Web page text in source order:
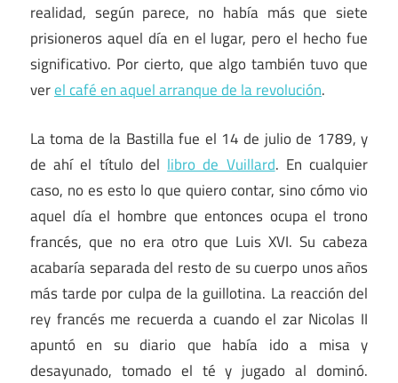
realidad, según parece, no había más que siete
prisioneros aquel día en el lugar, pero el hecho fue
significativo. Por cierto, que algo también tuvo que
verel café en aquel arranque de la revolución.
La toma de la Bastilla fue el 14 de julio de 1789, y
de ahí el título del libro de Vuillard. En cualquier
caso, no es esto lo que quiero contar, sino cómo vio
aquel día el hombre que entonces ocupa el trono
francés, que no era otro que Luis XVI. Su cabeza
acabaría separada del resto de su cuerpo unos años
más tarde por culpa de la guillotina. La reacción del
rey francés me recuerda a cuando el zar Nicolas II
apuntó en su diario que había ido a misa y
desayunado, tomado el té y jugado al dominó.